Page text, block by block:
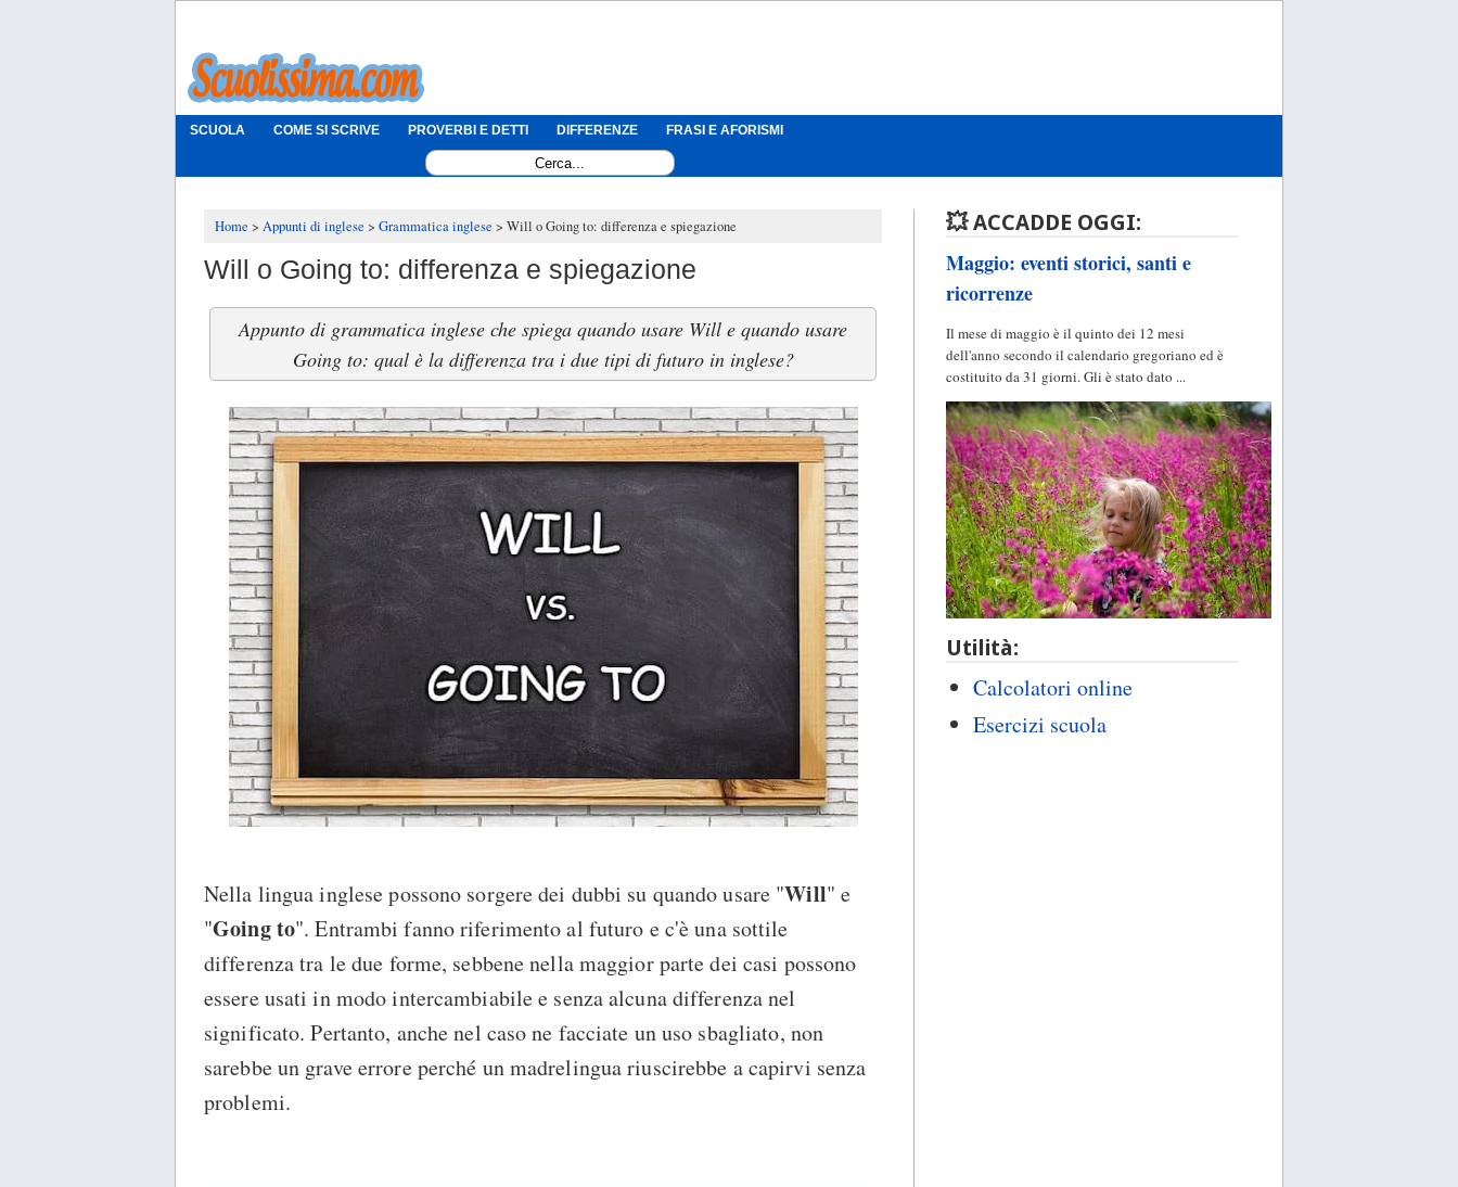
SCUOLA COME SI SCRIVE PROVERBI E DETTI DIFFERENZE FRASI E AFORISMI
Home Appunti di inglese Grammatica inglese Will o Going to: differenza e spiegazione
Will o Going to: differenza e spiegazione
Appunto di grammatica inglese che spiega quando usare Will e quando usare
Going to: qual è la differenza tra i due tipi di futuro in inglese?
Nella lingua inglese possono sorgere dei dubbi su quando usare "Will" e
"Going to". Entrambi fanno riferimento al futuro e c'è una sottile
differenza tra le due forme, sebbene nella maggior parte dei casi possono
essere usati in modo intercambiabile e senza alcuna differenza nel
significato. Pertanto, anche nel caso ne facciate un uso sbagliato, non
sarebbe un grave errore perché un madrelingua riuscirebbe a capirvi senza
problemi.
💥 ACCADDE OGGI:
Maggio: eventi storici, santi e
ricorrenze
Il mese di maggio è il quinto dei 12 mesi
dell'anno secondo il calendario gregoriano ed è
costituito da 31 giorni. Gli è stato dato ...
Utilità:
Calcolatori online
Esercizi scuola